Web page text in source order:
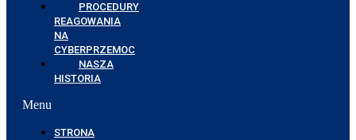
PROCEDURY
REAGOWANIA
NA
CYBERPRZEMOC
NASZA
HISTORIA
Menu
STRONA